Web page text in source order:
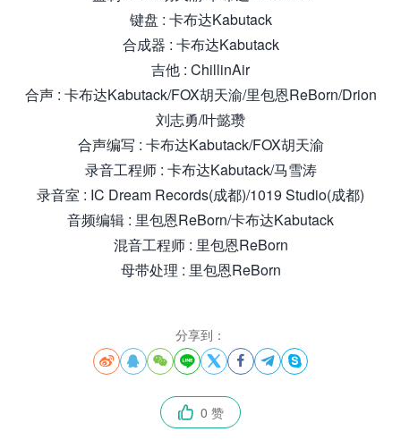
键盘 : 卡布达Kabutack
合成器 : 卡布达Kabutack
吉他 : ChillinAir
合声 : 卡布达Kabutack/FOX胡天渝/里包恩ReBorn/Drion
刘志勇/叶懿瓒
合声编写 : 卡布达Kabutack/FOX胡天渝
录音工程师 : 卡布达Kabutack/马雪涛
录音室 : IC Dream Records(成都)/1019 Studio(成都)
音频编辑 : 里包恩ReBorn/卡布达Kabutack
混音工程师 : 里包恩ReBorn
母带处理 : 里包恩ReBorn
分享到：
       
 0 赞